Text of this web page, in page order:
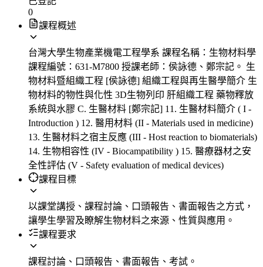
0
課程概述
台灣大學生物產業機電工程學系 課程名稱：生物材料學
課程編號：631-M7800 授課老師：侯詠德、鄭宗記。 生
物材料暨組織工程 [侯詠德] 組織工程與再生醫學簡介 生
物材料的物性與化性 3D生物列印 肝組織工程 藥物釋放
系統與水膠 C. 生醫材料 [鄭宗記] 11. 生醫材料簡介 ( I -
Introduction ) 12. 醫用材料 (II - Materials used in medicine)
13. 生醫材料之宿主反應 (III - Host reaction to biomaterials)
14. 生物相容性 (IV - Biocampatibility ) 15. 醫療器材之安
全性評估 (V - Safety evaluation of medical devices)
課程目標
以課堂講授、課程討論、口頭報告、書面報告之方式，
讓學生學習及瞭解生物材料之來源、性質與應用。
課程要求
課程討論、口頭報告、書面報告、考試。